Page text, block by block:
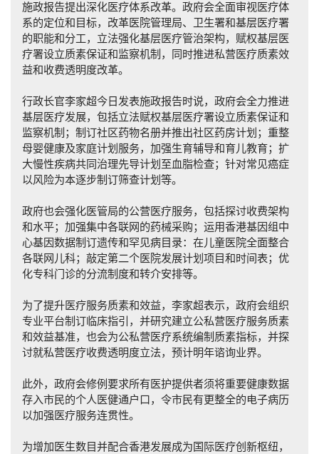
施政报告提出深化医疗体系改革。政府会全面审视医疗体
系的定位和目标，改革医院管理局、卫生署和基层医疗署
的职能和分工，立法强化基层医疗管治架构，赋权基层医
疗署设立质素保证和监察机制，同时推进私营医疗质素效
益和收费透明度改革。
行政长官李家超今日发表施政报告时说，政府会全力推进
基层医疗发展，包括立法赋权基层医疗署设立质素保证和
监察机制；制订社区药物名册并推出社区药房计划；重整
母婴健康及家庭计划服务，加强生育辅导和育儿教育；扩
大慢性疾病共同治理先导计划至血脂检查；针对常见癌症
以风险为本逐步制订筛查计划等。
政府也会强化医管局的公营医疗服务，包括探讨收费架构
和水平；加强集中各联网的药械采购；运用香港基因组中
心基因数据制订遗传和罕见病目录：在儿童医院全面整合
各联网儿科；敲定第二个医院发展计划项目和时间表；优
化专科门诊的分流制度和转介安排等。
为了提升医疗服务质素和效益，李家超表示，政府会组织
专业平台制订临床指引，并研究建立公私营医疗服务质素
和效益基准，也会为公私营医疗系统编制质素指标，并探
讨就私营医疗收费透明度立法，预计明年谘询业界。
此外，政府会修例要求所有医护提供者须将重要健康数据
存入市民的个人医健通户口，令市民有更整全的电子病历
以加强医疗服务连贯性。
为增加医生数目并配合香港发展成为国际医疗创新枢纽，